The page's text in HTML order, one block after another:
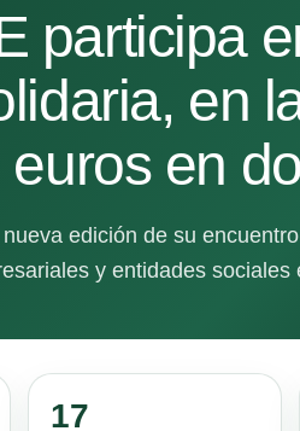
participa
en
en
edición de su
y entidades sociales
17